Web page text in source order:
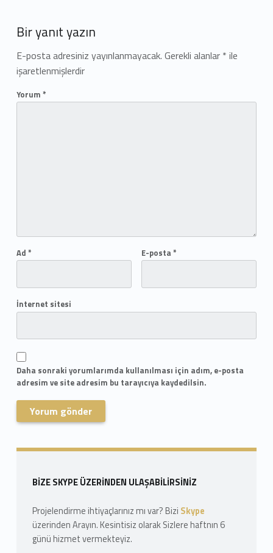
Bir yanıt yazın
E-posta adresiniz yayınlanmayacak. Gerekli alanlar * ile
işaretlenmişlerdir
Yorum *
Ad * E-posta*
İnternet sitesi
Daha sonraki yorumlarımda kullanılması için adım, e-posta
adresim ve site adresim bu tarayıcıya kaydedilsin.
Sidebar
BIZE SKYPE ÜZERINDEN ULAŞABILIRSINIZ
Projelendirme ihtiyaçlarınız mı var? Bizi Skype
üzerinden Arayın. Kesintisiz olarak Sizlere haftnın 6
günü hizmet vermekteyiz.